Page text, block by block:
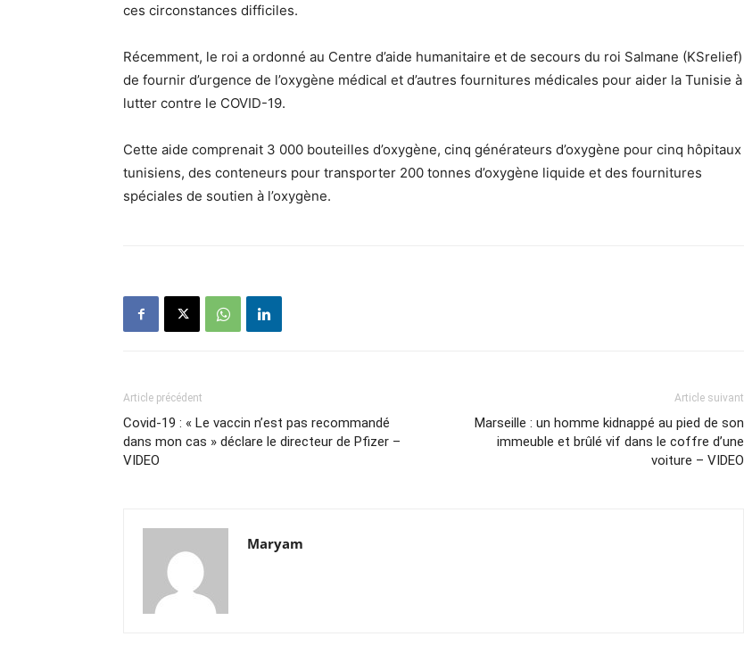
ces circonstances difficiles.
Récemment, le roi a ordonné au Centre d’aide humanitaire et de secours du roi Salmane (KSrelief)
de fournir d’urgence de l’oxygène médical et d’autres fournitures médicales pour aider la Tunisie à
lutter contre le COVID-19.
Cette aide comprenait 3 000 bouteilles d’oxygène, cinq générateurs d’oxygène pour cinq hôpitaux
tunisiens, des conteneurs pour transporter 200 tonnes d’oxygène liquide et des fournitures
spéciales de soutien à l’oxygène.
Article précédent
Covid-19 : « Le vaccin n’est pas recommandé
dans mon cas » déclare le directeur de Pfizer –
VIDEO
Article suivant
Marseille : un homme kidnappé au pied de son
immeuble et brûlé vif dans le coffre d’une
voiture – VIDEO
Maryam